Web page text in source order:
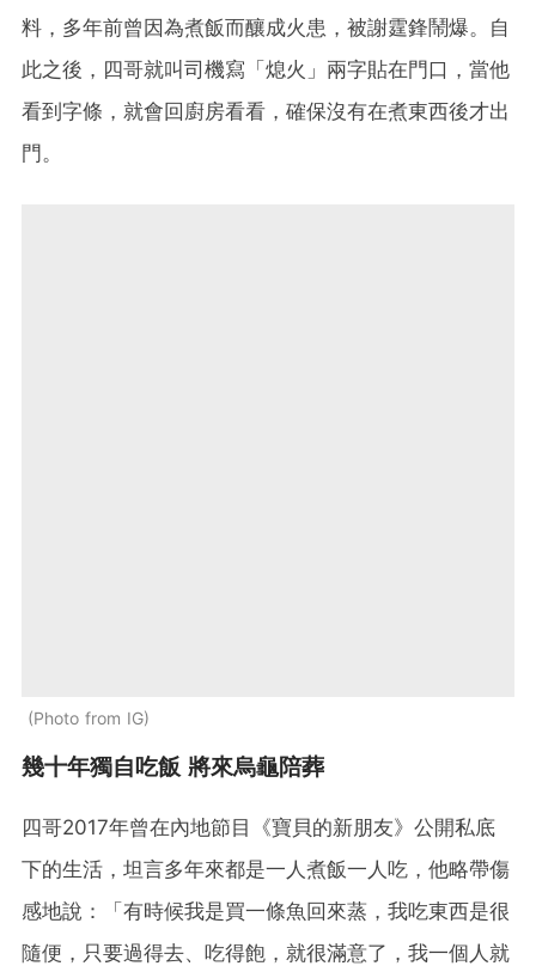
料，多年前曾因為煮飯而釀成火患，被謝霆鋒鬧爆。自
此之後，四哥就叫司機寫「熄火」兩字貼在門口，當他
看到字條，就會回廚房看看，確保沒有在煮東西後才出
門。
Photo from IG
幾十年獨自吃飯 將來烏龜陪葬
四哥2017年曾在內地節目《寶貝的新朋友》公開私底
下的生活，坦言多年來都是一人煮飯一人吃，他略帶傷
感地說：「有時候我是買一條魚回來蒸，我吃東西是很
隨便，只要過得去、吃得飽，就很滿意了，我一個人就